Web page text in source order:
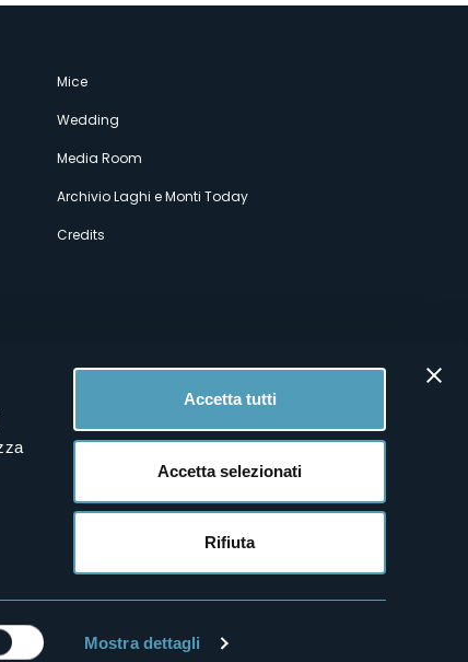
Mostra dettagli
Accetta tutti
Accetta selezionati
Rifiuta
Mice
Wedding
Media Room
Archivio Laghi e Monti Today
Credits